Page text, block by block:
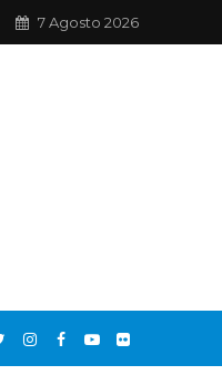
7 Agosto 2026